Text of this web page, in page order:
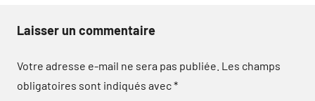
Laisser un commentaire
Votre adresse e-mail ne sera pas publiée. Les champs
obligatoires sont indiqués avec*